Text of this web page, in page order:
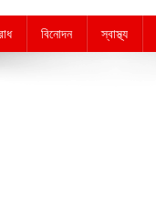
বিনোদন স্বাস্থ্য